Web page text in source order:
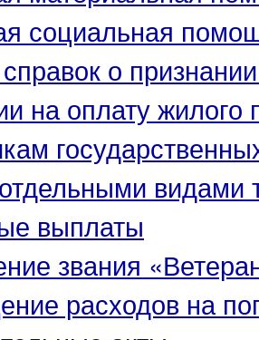
социальная
о
на оплату
видами
выплаты
звания
расходов на